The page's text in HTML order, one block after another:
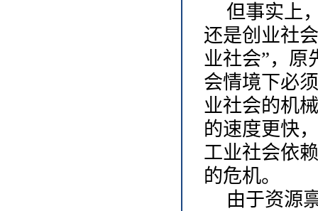
但事实上
还是创业社
业社会”，原
会情境下必
业社会的机
的速度更快
工业社会依
的危机。
由于资源